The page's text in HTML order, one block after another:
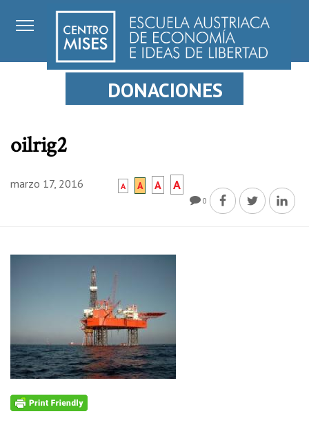
DONACIONES
oilrig2
marzo 17, 2016 A A A A
0